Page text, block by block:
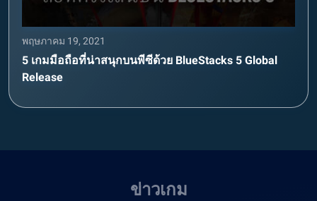
พฤษภาคม 19, 2021
5 เกมมือถือที่น่าสนุกบนพีซีด้วย BlueStacks 5 Global
Release
ข่าวเกม